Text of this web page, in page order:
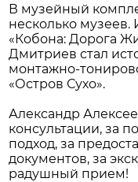
В музейный
несколько
«Кобона: Дорога
Дмитриев стал
монтажно-
«Остров Сухо».
Александр
консультации, за
подход, за
документов, за
радушный прием!